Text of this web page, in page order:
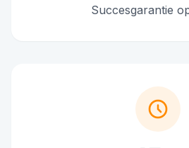
Succesgarantie